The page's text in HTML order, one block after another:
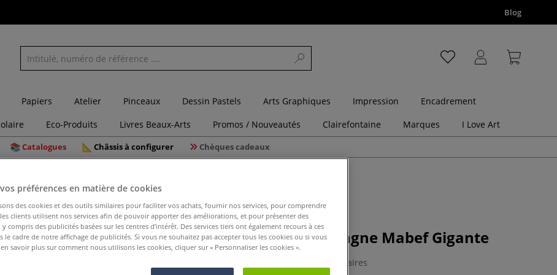
Blog
Papiers Atelier Pinceaux Dessin Pastels Arts Graphiques Impression
Encadrement
Eco-Produits Livres Beaux-Arts Promos / Nouveautés Clairefontaine Marques I Love Art
Catalogues Châssis à configurer Chèques cadeaux
Chevalet de campagne Mabef Gigante
0 Commentaires
préférences en matière de cookies
des cookies et des outils similaires pour faciliter vos achats, fournir nos services, pour comprendre
clients utilisent nos services afin de pouvoir apporter des améliorations, et pour présenter des
compris des publicités basées sur les centres d’intérêt. Des services tiers ont également recours à ces
le cadre de notre affichage de publicités. Si vous ne souhaitez pas accepter tous les cookies ou si vous
savoir plus sur comment nous utilisons les cookies, cliquer sur « Personnaliser les cookies ».